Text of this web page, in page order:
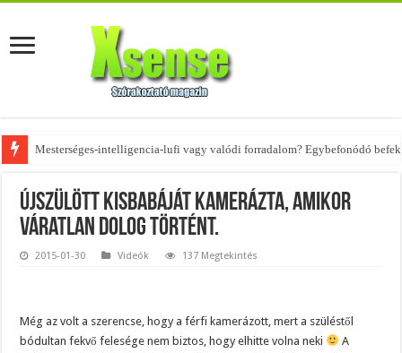
Mesterséges-intelligencia-lufi vagy valódi forradalom? Egybefonódó
Az övtáskák továbbra is trendik – nézd meg, milyen stílusokhoz illenek!
Újszülött kisbabáját kamerázta, amikor
váratlan dolog történt.
2015-01-30 Videók 137 Megtekintés
Még az volt a szerencse, hogy a férfi kamerázott, mert a szüléstől
bódultan fekvő felesége nem biztos, hogy elhitte volna neki
A